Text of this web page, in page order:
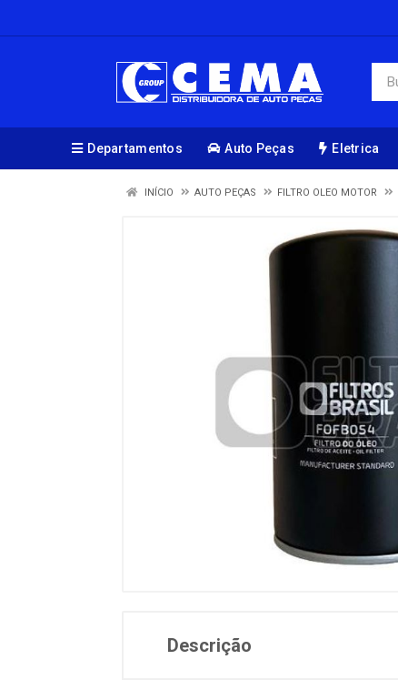
Departamentos Auto Peças Eletrica
INÍCIO AUTO PEÇAS FILTRO OLEO MOTOR
Descrição